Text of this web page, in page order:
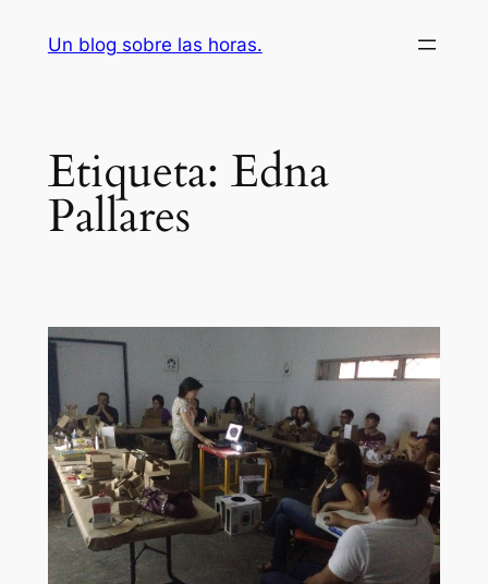
Un blog sobre las horas.
Etiqueta: Edna
Pallares